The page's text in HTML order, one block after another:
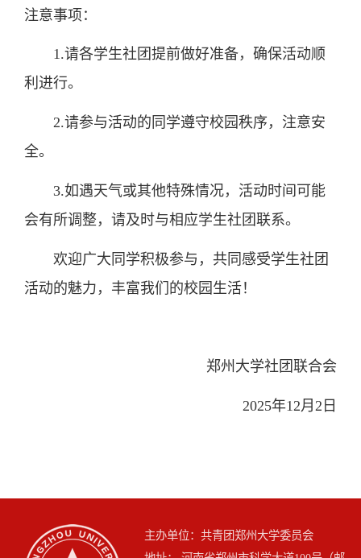
注意事项：
1.请各学生社团提前做好准备，确保活动顺
利进行。
2.请参与活动的同学遵守校园秩序，注意安
全。
3.如遇天气或其他特殊情况，活动时间可能
会有所调整，请及时与相应学生社团联系。
欢迎广大同学积极参与，共同感受学生社团
活动的魅力，丰富我们的校园生活！
郑州大学社团联合会
2025年12月2日
主办单位：共青团郑州大学委员会